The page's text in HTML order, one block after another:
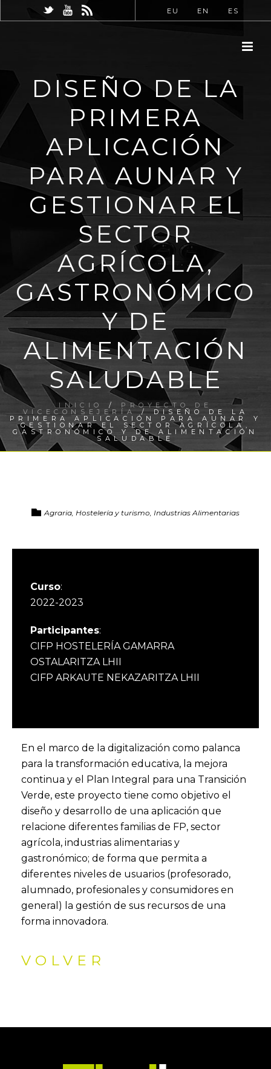
EU EN ES
DISEÑO DE LA
PRIMERA
APLICACIÓN
PARA AUNAR Y
GESTIONAR EL
SECTOR
AGRÍCOLA,
GASTRONÓMICO
Y DE
ALIMENTACIÓN
SALUDABLE
INICIO / PROYECTO DE
VICECONSEJERÍA / DISEÑO DE LA
PRIMERA APLICACIÓN PARA AUNAR Y
GESTIONAR EL SECTOR AGRÍCOLA,
GASTRONÓMICO Y DE ALIMENTACIÓN
SALUDABLE
Agraria, Hostelería y turismo, Industrias Alimentarias
Curso:
2022-2023
Participantes:
CIFP HOSTELERÍA GAMARRA
OSTALARITZA LHII
CIFP ARKAUTE NEKAZARITZA LHII
En el marco de la digitalización como palanca
para la transformación educativa, la mejora
continua y el Plan Integral para una Transición
Verde, este proyecto tiene como objetivo el
diseño y desarrollo de una aplicación que
relacione diferentes familias de FP, sector
agrícola, industrias alimentarias y
gastronómico; de forma que permita a
diferentes niveles de usuarios (profesorado,
alumnado, profesionales y consumidores en
general) la gestión de sus recursos de una
forma innovadora.
VOLVER